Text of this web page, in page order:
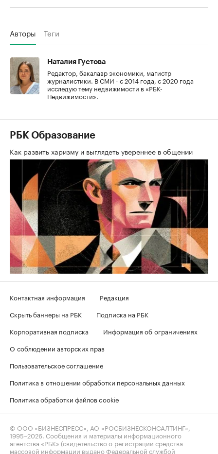
Авторы Теги
Наталия Густова
Редактор, бакалавр экономики, магистр
журналистики. В СМИ - с 2014 года, с 2020 года
исследую тему недвижимости в «РБК-
Недвижимости».
РБК Образование
Как развить харизму и выглядеть увереннее в общении
Контактная информация
Редакция
Скрыть баннеры на РБК
Подписка на РБК
Корпоративная подписка
Информация об ограничениях
О соблюдении авторских прав
Пользовательское соглашение
Политика в отношении обработки персональных данных
Политика обработки файлов cookie
© ООО «БИЗНЕСПРЕСС», АО «РОСБИЗНЕСКОНСАЛТИНГ»,
1995–2026. Сообщения и материалы информационного
агентства «РБК» (свидетельство о регистрации средства
массовой информации выдано Федеральной службой